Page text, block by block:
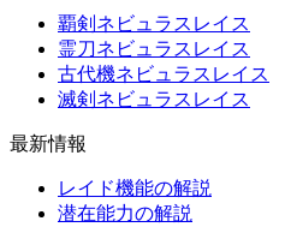
覇剣ネビュラスレイス
霊刀ネビュラスレイス
古代機ネビュラスレイス
滅剣ネビュラスレイス
最新情報
レイド機能の解説
潜在能力の解説